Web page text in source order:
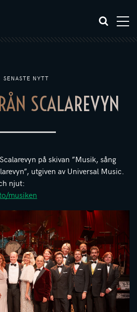
SENASTE NYTT
SCALAREVYN
på skivan ”Musik, sång
utgiven av Universal Music.
njut:
musiken